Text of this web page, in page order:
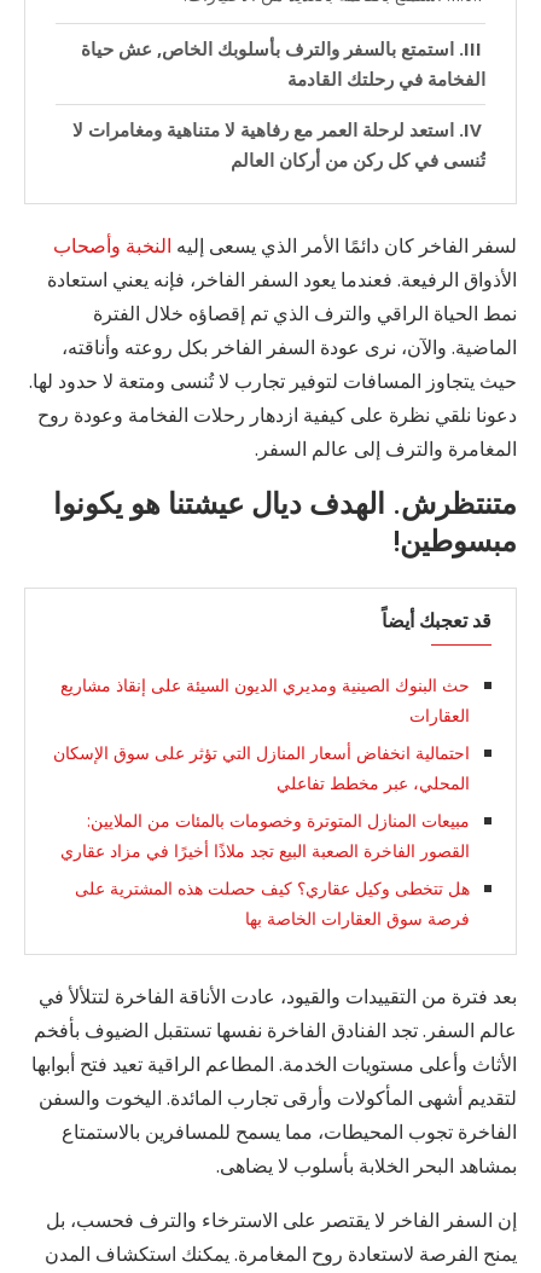
استمتع بالسفر والترف بأسلوبك الخاص, عش حياة
الفخامة في رحلتك القادمة
استعد لرحلة العمر مع رفاهية لا متناهية ومغامرات لا
تُنسى في كل ركن من أركان العالم
لسفر الفاخر كان دائمًا الأمر الذي يسعى إليه النخبة وأصحاب
الأذواق الرفيعة. فعندما يعود السفر الفاخر، فإنه يعني استعادة
نمط الحياة الراقي والترف الذي تم إقصاؤه خلال الفترة
الماضية. والآن، نرى عودة السفر الفاخر بكل روعته وأناقته،
حيث يتجاوز المسافات لتوفير تجارب لا تُنسى ومتعة لا حدود لها.
دعونا نلقي نظرة على كيفية ازدهار رحلات الفخامة وعودة روح
المغامرة والترف إلى عالم السفر.
متنتظرش. الهدف ديال عيشتنا هو يكونوا
مبسوطين!
قد تعجبك أيضاً
حث البنوك الصينية ومديري الديون السيئة على إنقاذ مشاريع
العقارات
احتمالية انخفاض أسعار المنازل التي تؤثر على سوق الإسكان
المحلي، عبر مخطط تفاعلي
مبيعات المنازل المتوترة وخصومات بالمئات من الملايين:
القصور الفاخرة الصعبة البيع تجد ملاذًا أخيرًا في مزاد عقاري
هل تتخطى وكيل عقاري؟ كيف حصلت هذه المشترية على
فرصة سوق العقارات الخاصة بها
بعد فترة من التقييدات والقيود، عادت الأناقة الفاخرة لتتلألأ في
عالم السفر. تجد الفنادق الفاخرة نفسها تستقبل الضيوف بأفخم
الأثاث وأعلى مستويات الخدمة. المطاعم الراقية تعيد فتح أبوابها
لتقديم أشهى المأكولات وأرقى تجارب المائدة. اليخوت والسفن
الفاخرة تجوب المحيطات، مما يسمح للمسافرين بالاستمتاع
بمشاهد البحر الخلابة بأسلوب لا يضاهى.
إن السفر الفاخر لا يقتصر على الاسترخاء والترف فحسب، بل
يمنح الفرصة لاستعادة روح المغامرة. يمكنك استكشاف المدن